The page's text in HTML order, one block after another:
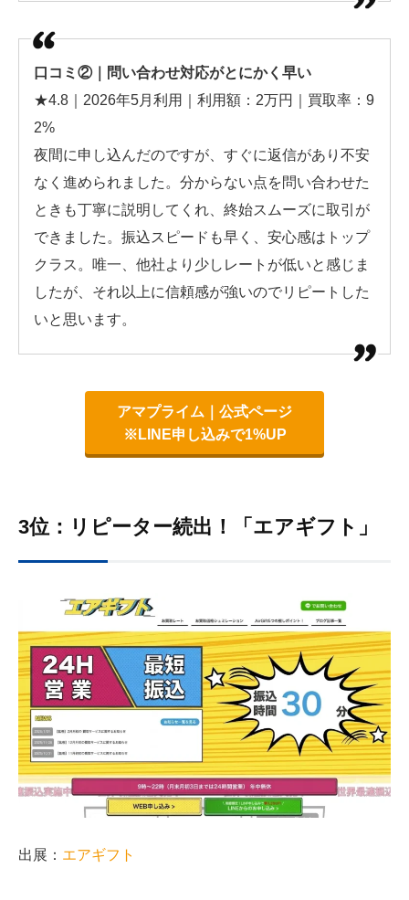
口コミ②｜問い合わせ対応がとにかく早い
★4.8｜2026年5月利用｜利用額：2万円｜買取率：9
2%
夜間に申し込んだのですが、すぐに返信があり不安
なく進められました。分からない点を問い合わせた
ときも丁寧に説明してくれ、終始スムーズに取引が
できました。振込スピードも早く、安心感はトップ
クラス。唯一、他社より少しレートが低いと感じま
したが、それ以上に信頼感が強いのでリピートした
いと思います。
アマプライム｜公式ページ
※LINE申し込みで1%UP
3位：リピーター続出！「エアギフト」
出展： エアギフト